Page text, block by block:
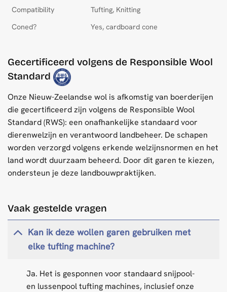
Compatibility
Tufting, Knitting
Coned?
Yes, cardboard cone
Gecertificeerd volgens de Responsible Wool
Standard
Onze Nieuw-Zeelandse wol is afkomstig van boerderijen
die gecertificeerd zijn volgens de Responsible Wool
Standard (RWS): een onafhankelijke standaard voor
dierenwelzijn en verantwoord landbeheer. De schapen
worden verzorgd volgens erkende welzijnsnormen en het
land wordt duurzaam beheerd. Door dit garen te kiezen,
ondersteun je deze landbouwpraktijken.
Vaak gestelde vragen
Kan ik deze wollen garen gebruiken met
elke tufting machine?
Ja. Het is gesponnen voor standaard snijpool-
en lussenpool tufting machines, inclusief onze